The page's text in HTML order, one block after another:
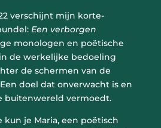
verschijnt mijn korte-
Een verborgen
monologen en poëtische
de werkelijke bedoeling
de schermen van de
doel dat onverwacht is en
buitenwereld vermoedt.
kun je Maria, een poëtisch